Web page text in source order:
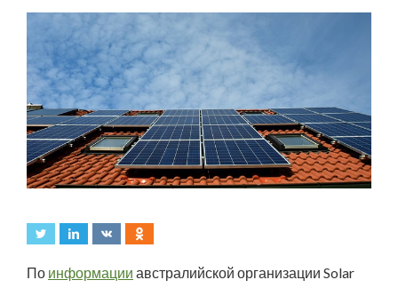
По информации австралийской организации Solar